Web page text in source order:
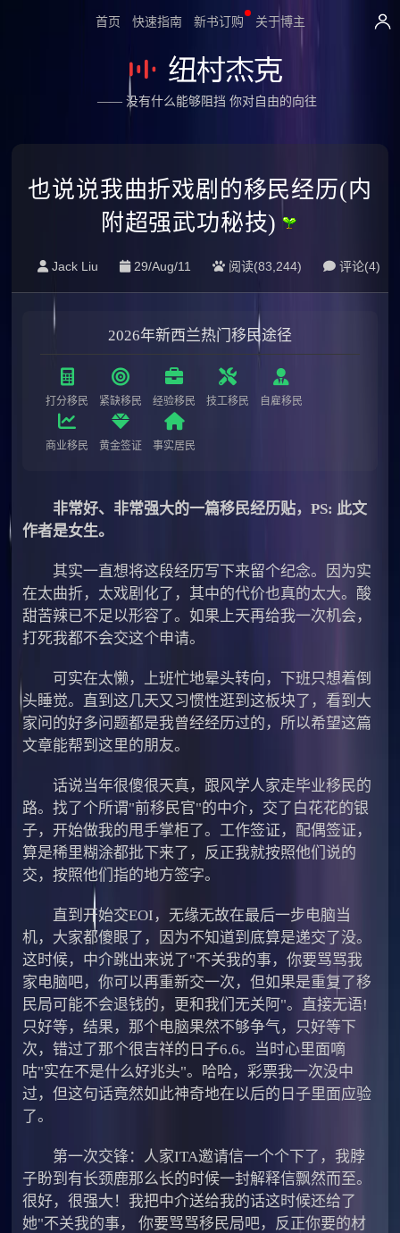
首页 快速指南 新书订购 关于博主
—— 没有什么能够阻挡 你对自由的向往
也说说我曲折戏剧的移民经历(内
附超强武功秘技)
Jack Liu 29/Aug/11 阅读(83,244) 评论(4)
2026年新西兰热门移民途径
打分移民 紧缺移民 经验移民 技工移民 自雇移民
商业移民 黄金签证 事实居民
非常好、非常强大的一篇移民经历贴，PS: 此文
作者是女生。
其实一直想将这段经历写下来留个纪念。因为实
在太曲折，太戏剧化了，其中的代价也真的太大。酸
甜苦辣已不足以形容了。如果上天再给我一次机会，
打死我都不会交这个申请。
可实在太懒，上班忙地晕头转向，下班只想着倒
头睡觉。直到这几天又习惯性逛到这板块了，看到大
家问的好多问题都是我曾经经历过的，所以希望这篇
文章能帮到这里的朋友。
话说当年很傻很天真，跟风学人家走毕业移民的
路。找了个所谓"前移民官"的中介，交了白花花的银
子，开始做我的甩手掌柜了。工作签证，配偶签证，
算是稀里糊涂都批下来了，反正我就按照他们说的
交，按照他们指的地方签字。
直到开始交EOI，无缘无故在最后一步电脑当
机，大家都傻眼了，因为不知道到底算是递交了没。
这时候，中介跳出来说了"不关我的事，你要骂骂我
家电脑吧，你可以再重新交一次，但如果是重复了移
民局可能不会退钱的，更和我们无关阿"。直接无语!
只好等，结果，那个电脑果然不够争气，只好等下
次，错过了那个很吉祥的日子6.6。当时心里面嘀
咕"实在不是什么好兆头"。哈哈，彩票我一次没中
过，但这句话竟然如此神奇地在以后的日子里面应验
了。
第一次交锋：人家ITA邀请信一个个下了，我脖
子盼到有长颈鹿那么长的时候一封解释信飘然而至。
很好，很强大！我把中介送给我的话这时候还给了
她"不关我的事， 你要骂骂移民局吧，反正你要的材